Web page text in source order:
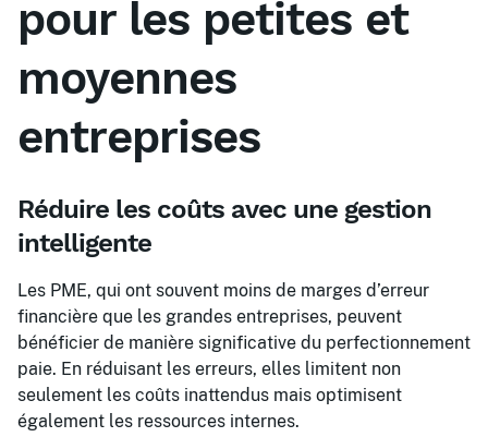
pour les petites et
moyennes
entreprises
Réduire les coûts avec une gestion
intelligente
Les PME, qui ont souvent moins de marges d’erreur
financière que les grandes entreprises, peuvent
bénéficier de manière significative du perfectionnement
paie. En réduisant les erreurs, elles limitent non
seulement les coûts inattendus mais optimisent
également les ressources internes.